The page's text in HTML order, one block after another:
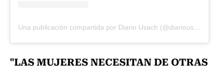
Una publicación compartida por Diario Usach (@diariousach)
"LAS MUJERES NECESITAN DE OTRAS